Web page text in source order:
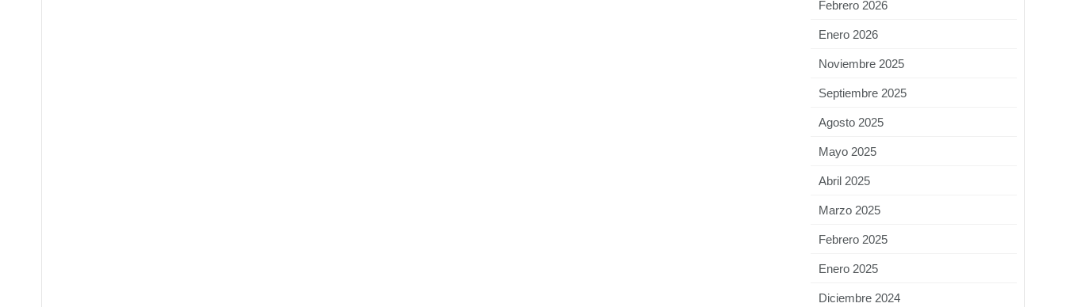
Febrero 2026
Enero 2026
Noviembre 2025
Septiembre 2025
Agosto 2025
Mayo 2025
Abril 2025
Marzo 2025
Febrero 2025
Enero 2025
Diciembre 2024